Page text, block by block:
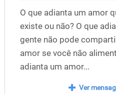
O que adianta um amor
existe ou não? O que
gente não pode
amor se você não
adianta um amor...
Ver